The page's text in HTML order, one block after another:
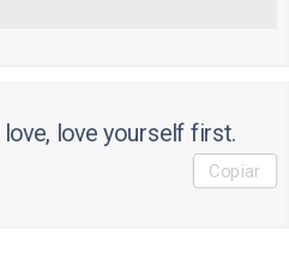
love yourself first.
Copiar